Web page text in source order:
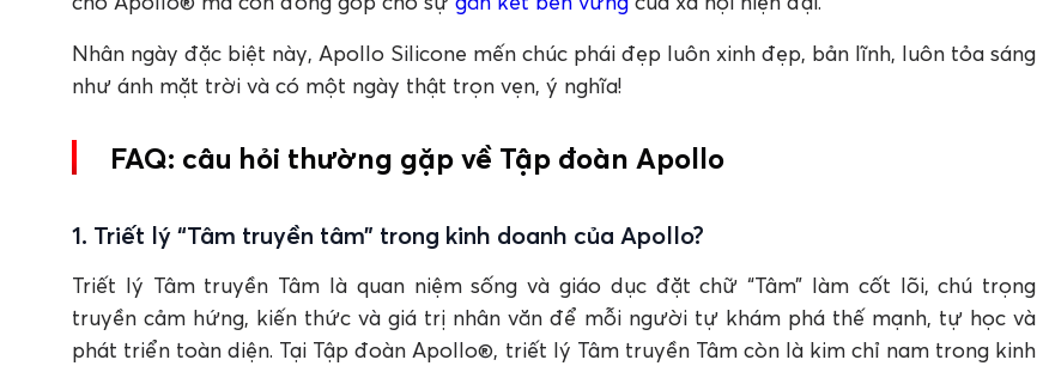
Nhân ngày đặc biệt này, Apollo Silicone mến chúc phái đẹp luôn xinh đẹp, bản lĩnh, luôn tỏa sáng
như ánh mặt trời và có một ngày thật trọn vẹn, ý nghĩa!
FAQ: câu hỏi thường gặp về Tập đoàn Apollo
1. Triết lý “Tâm truyền tâm” trong kinh doanh của Apollo?
Triết lý Tâm truyền Tâm là quan niệm sống và giáo dục đặt chữ “Tâm” làm cốt lõi, chú trọng
truyền cảm hứng, kiến thức và giá trị nhân văn để mỗi người tự khám phá thế mạnh, tự học và
phát triển toàn diện. Tại Tập đoàn Apollo®, triết lý Tâm truyền Tâm còn là kim chỉ nam trong kinh